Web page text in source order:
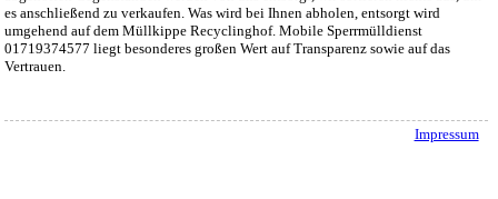
es anschließend zu verkaufen. Was wird bei Ihnen abholen, entsorgt wird
umgehend auf dem Müllkippe Recyclinghof. Mobile Sperrmülldienst
01719374577 liegt besonderes großen Wert auf Transparenz sowie auf das
Vertrauen.
Impressum